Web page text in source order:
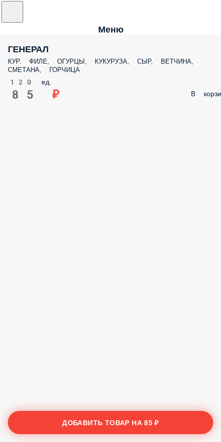
Меню
ГЕНЕРАЛ
КУР. ФИЛЕ, ОГУРЦЫ, КУКУРУЗА, СЫР, ВЕТЧИНА,
СМЕТАНА, ГОРЧИЦА
120 ед.
85 ₽ В
ДОБАВИТЬ ТОВАР НА85 ₽